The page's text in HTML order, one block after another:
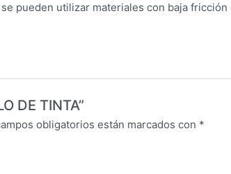
pueden utilizar materiales con baja
DE TINTA”
obligatorios están marcados con *